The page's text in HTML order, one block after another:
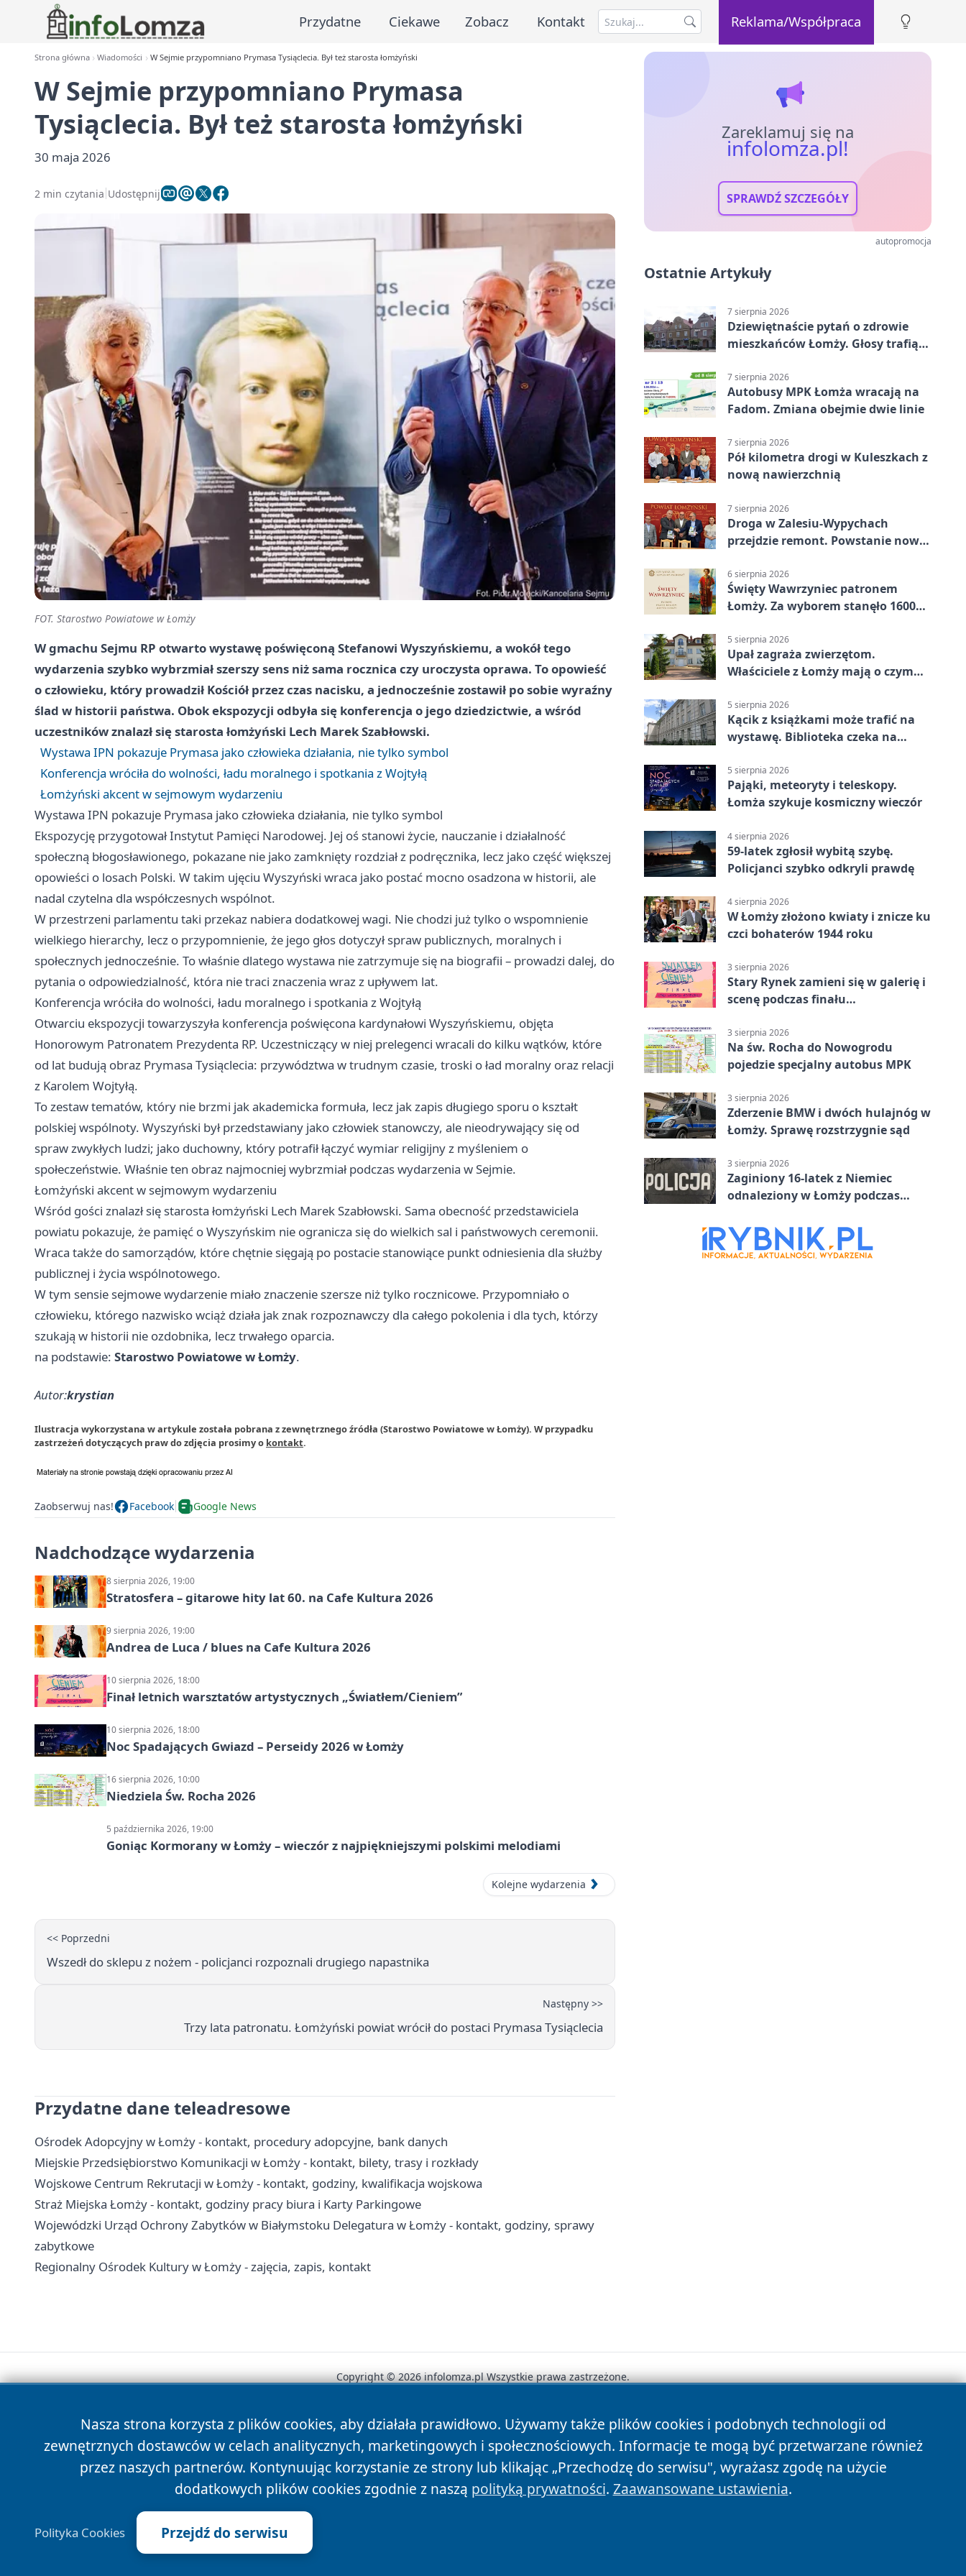
Przydatne Ciekawe Zobacz Kontakt Reklama/Współpraca
Strona główna Wiadomości W Sejmie przypomniano Prymasa Tysiąclecia. Był też starosta łomżyński
W Sejmie przypomniano Prymasa
Tysiąclecia. Był też starosta łomżyński
30 maja 2026
2 min czytania Udostępnij
FOT. Starostwo Powiatowe w Łomży
W gmachu Sejmu RP otwarto wystawę poświęconą Stefanowi Wyszyńskiemu, a wokół tego
wydarzenia szybko wybrzmiał szerszy sens niż sama rocznica czy uroczysta oprawa. To opowieść
o człowieku, który prowadził Kościół przez czas nacisku, a jednocześnie zostawił po sobie wyraźny
ślad w historii państwa. Obok ekspozycji odbyła się konferencja o jego dziedzictwie, a wśród
uczestników znalazł się starosta łomżyński Lech Marek Szabłowski.
Wystawa IPN pokazuje Prymasa jako człowieka działania, nie tylko symbol
Konferencja wróciła do wolności, ładu moralnego i spotkania z Wojtyłą
Łomżyński akcent w sejmowym wydarzeniu
Wystawa IPN pokazuje Prymasa jako człowieka działania, nie tylko symbol
Ekspozycję przygotował Instytut Pamięci Narodowej. Jej oś stanowi życie, nauczanie i działalność
społeczną błogosławionego, pokazane nie jako zamknięty rozdział z podręcznika, lecz jako część większej
opowieści o losach Polski. W takim ujęciu Wyszyński wraca jako postać mocno osadzona w historii, ale
nadal czytelna dla współczesnych wspólnot.
W przestrzeni parlamentu taki przekaz nabiera dodatkowej wagi. Nie chodzi już tylko o wspomnienie
wielkiego hierarchy, lecz o przypomnienie, że jego głos dotyczył spraw publicznych, moralnych i
społecznych jednocześnie. To właśnie dlatego wystawa nie zatrzymuje się na biografii – prowadzi dalej, do
pytania o odpowiedzialność, która nie traci znaczenia wraz z upływem lat.
Konferencja wróciła do wolności, ładu moralnego i spotkania z Wojtyłą
Otwarciu ekspozycji towarzyszyła konferencja poświęcona kardynałowi Wyszyńskiemu, objęta
Honorowym Patronatem Prezydenta RP. Uczestniczący w niej prelegenci wracali do kilku wątków, które
od lat budują obraz Prymasa Tysiąclecia: przywództwa w trudnym czasie, troski o ład moralny oraz relacji
z Karolem Wojtyłą.
To zestaw tematów, który nie brzmi jak akademicka formuła, lecz jak zapis długiego sporu o kształt
polskiej wspólnoty. Wyszyński był przedstawiany jako człowiek stanowczy, ale nieodrywający się od
spraw zwykłych ludzi; jako duchowny, który potrafił łączyć wymiar religijny z myśleniem o
społeczeństwie. Właśnie ten obraz najmocniej wybrzmiał podczas wydarzenia w Sejmie.
Łomżyński akcent w sejmowym wydarzeniu
Wśród gości znalazł się starosta łomżyński Lech Marek Szabłowski. Sama obecność przedstawiciela
powiatu pokazuje, że pamięć o Wyszyńskim nie ogranicza się do wielkich sal i państwowych ceremonii.
Wraca także do samorządów, które chętnie sięgają po postacie stanowiące punkt odniesienia dla służby
publicznej i życia wspólnotowego.
W tym sensie sejmowe wydarzenie miało znaczenie szersze niż tylko rocznicowe. Przypomniało o
człowieku, którego nazwisko wciąż działa jak znak rozpoznawczy dla całego pokolenia i dla tych, którzy
szukają w historii nie ozdobnika, lecz trwałego oparcia.
na podstawie: Starostwo Powiatowe w Łomży.
Autor:krystian
Ilustracja wykorzystana w artykule została pobrana z zewnętrznego źródła (Starostwo Powiatowe w Łomży). W przypadku
zastrzeżeń dotyczących praw do zdjęcia prosimy o kontakt.
Zaobserwuj nas! Facebook Google News
Nadchodzące wydarzenia
8 sierpnia 2026, 19:00
Stratosfera – gitarowe hity lat 60. na Cafe Kultura 2026
9 sierpnia 2026, 19:00
Andrea de Luca / blues na Cafe Kultura 2026
10 sierpnia 2026, 18:00
Finał letnich warsztatów artystycznych „Światłem/Cieniem”
10 sierpnia 2026, 18:00
Noc Spadających Gwiazd – Perseidy 2026 w Łomży
16 sierpnia 2026, 10:00
Niedziela Św. Rocha 2026
5 października 2026, 19:00
Goniąc Kormorany w Łomży – wieczór z najpiękniejszymi polskimi melodiami
Kolejne wydarzenia
<< Poprzedni
Wszedł do sklepu z nożem - policjanci rozpoznali drugiego napastnika
Następny >>
Trzy lata patronatu. Łomżyński powiat wrócił do postaci Prymasa Tysiąclecia
Przydatne dane teleadresowe
Ośrodek Adopcyjny w Łomży - kontakt, procedury adopcyjne, bank danych
Miejskie Przedsiębiorstwo Komunikacji w Łomży - kontakt, bilety, trasy i rozkłady
Wojskowe Centrum Rekrutacji w Łomży - kontakt, godziny, kwalifikacja wojskowa
Straż Miejska Łomży - kontakt, godziny pracy biura i Karty Parkingowe
Wojewódzki Urząd Ochrony Zabytków w Białymstoku Delegatura w Łomży - kontakt, godziny, sprawy
zabytkowe
Regionalny Ośrodek Kultury w Łomży - zajęcia, zapis, kontakt
Zareklamuj się na
infolomza.pl!
SPRAWDŹ SZCZEGÓŁY
autopromocja
Ostatnie Artykuły
7 sierpnia 2026
Dziewiętnaście pytań o zdrowie
mieszkańców Łomży. Głosy trafią
7 sierpnia 2026
Autobusy MPK Łomża wracają na
Fadom. Zmiana obejmie dwie linie
7 sierpnia 2026
Pół kilometra drogi w Kuleszkach z
nową nawierzchnią
7 sierpnia 2026
Droga w Zalesiu-Wypychach
przejdzie remont. Powstanie nowa
6 sierpnia 2026
Święty Wawrzyniec patronem
Łomży. Za wyborem stanęło 1600
5 sierpnia 2026
Upał zagraża zwierzętom.
Właściciele z Łomży mają o czym
5 sierpnia 2026
Kącik z książkami może trafić na
wystawę. Biblioteka czeka na
5 sierpnia 2026
Pająki, meteoryty i teleskopy.
Łomża szykuje kosmiczny wieczór
4 sierpnia 2026
59-latek zgłosił wybitą szybę.
Policjanci szybko odkryli prawdę
4 sierpnia 2026
W Łomży złożono kwiaty i znicze ku
czci bohaterów 1944 roku
3 sierpnia 2026
Stary Rynek zamieni się w galerię i
scenę podczas finału
3 sierpnia 2026
Na św. Rocha do Nowogrodu
pojedzie specjalny autobus MPK
3 sierpnia 2026
Zderzenie BMW i dwóch hulajnóg w
Łomży. Sprawę rozstrzygnie sąd
3 sierpnia 2026
Zaginiony 16-latek z Niemiec
odnaleziony w Łomży podczas
Nasza strona korzysta z plików cookies, aby działała prawidłowo. Używamy także plików cookies i podobnych technologii od
zewnętrznych dostawców w celach analitycznych, marketingowych i społecznościowych. Informacje te mogą być przetwarzane również
przez naszych partnerów. Kontynuując korzystanie ze strony lub klikając „Przechodzę do serwisu", wyrażasz zgodę na użycie
dodatkowych plików cookies zgodnie z naszą polityką prywatności. Zaawansowane ustawienia.
Polityka Cookies Przejdź do serwisu
Copyright © 2026 infolomza.pl Wszystkie prawa zastrzeżone.
News Autorzy Polityka Prywatności Polityka Cookies